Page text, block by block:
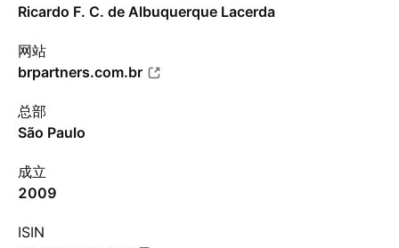
Ricardo F. C. de Albuquerque Lacerda
网站
brpartners.com.br
总部
São Paulo
成立
2009
ISIN